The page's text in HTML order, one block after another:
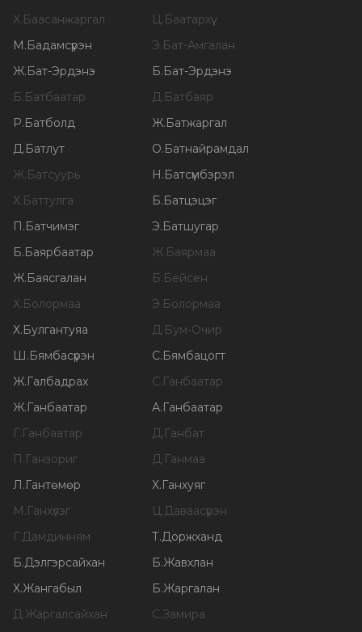
Х.Баасанжаргал Ц.Баатархүү
М.Бадамсүрэн Э.Бат-Амгалан
Ж.Бат-Эрдэнэ Б.Бат-Эрдэнэ
Б.Батбаатар Д.Батбаяр
Р.Батболд Ж.Батжаргал
Д.Батлут О.Батнайрамдал
Ж.Батсуурь Н.Батсүмбэрэл
Х.Баттулга Б.Батцэцэг
П.Батчимэг Э.Батшугар
Б.Баярбаатар Ж.Баярмаа
Ж.Баясгалан Б.Бейсен
Х.Болормаа Э.Болормаа
Х.Булгантуяа Д.Бум-Очир
Ш.Бямбасүрэн С.Бямбацогт
Ж.Галбадрах С.Ганбаатар
Ж.Ганбаатар А.Ганбаатар
Г.Ганбаатар Д.Ганбат
П.Ганзориг Д.Ганмаа
Л.Гантөмөр Х.Ганхуяг
М.Ганхүлэг Ц.Даваасүрэн
Г.Дамдинням Т.Доржханд
Б.Дэлгэрсайхан Б.Жавхлан
Х.Жангабыл Б.Жаргалан
Д.Жаргалсайхан С.Замира